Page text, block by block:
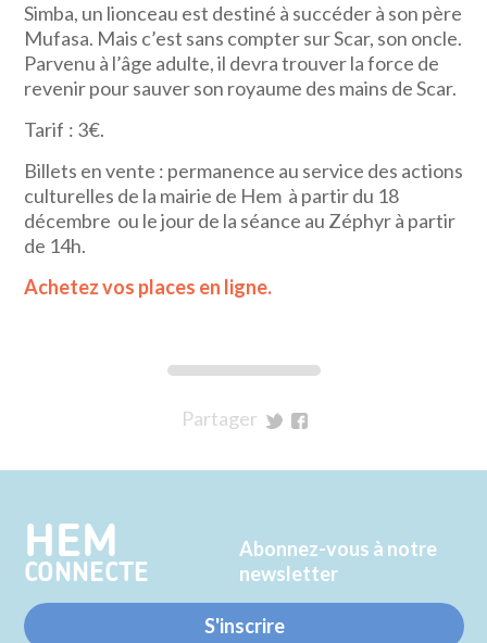
Simba, un lionceau est destiné à succéder à son père
Mufasa. Mais c’est sans compter sur Scar, son oncle.
Parvenu à l’âge adulte, il devra trouver la force de
revenir pour sauver son royaume des mains de Scar.
Tarif : 3€.
Billets en vente : permanence au service des actions
culturelles de la mairie de Hem à partir du 18
décembre ou le jour de la séance au Zéphyr à partir
de 14h.
Achetez vos places en ligne.
Partager
Twitter
Facebook
HEM
CONNECTE
Abonnez-vous à notre
newsletter
S'inscrire